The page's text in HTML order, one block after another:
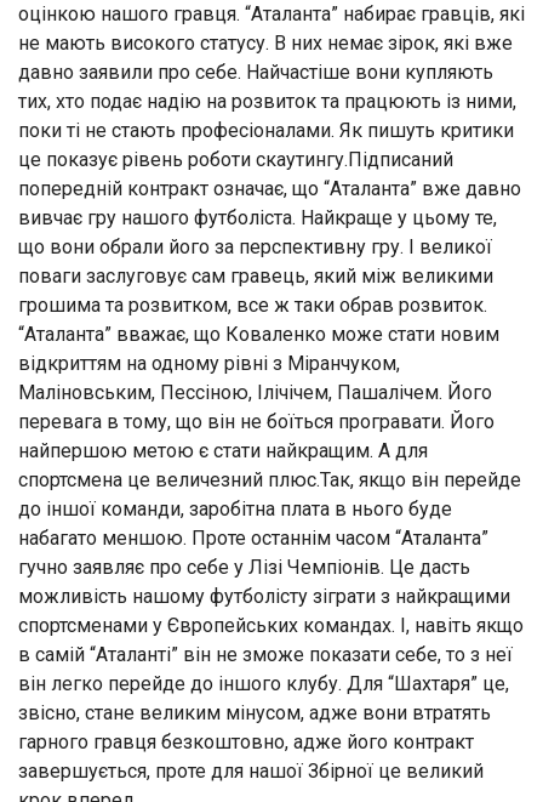
оцінкою нашого гравця. “Аталанта” набирає гравців, які
не мають високого статусу. В них немає зірок, які вже
давно заявили про себе. Найчастіше вони купляють
тих, хто подає надію на розвиток та працюють із ними,
поки ті не стають професіоналами. Як пишуть критики
це показує рівень роботи скаутингу.Підписаний
попередній контракт означає, що “Аталанта” вже давно
вивчає гру нашого футболіста. Найкраще у цьому те,
що вони обрали його за перспективну гру. І великої
поваги заслуговує сам гравець, який між великими
грошима та розвитком, все ж таки обрав розвиток.
“Аталанта” вважає, що Коваленко може стати новим
відкриттям на одному рівні з Міранчуком,
Маліновським, Пессіною, Ілічічем, Пашалічем. Його
перевага в тому, що він не боїться програвати. Його
найпершою метою є стати найкращим. А для
спортсмена це величезний плюс.Так, якщо він перейде
до іншої команди, заробітна плата в нього буде
набагато меншою. Проте останнім часом “Аталанта”
гучно заявляє про себе у Лізі Чемпіонів. Це дасть
можливість нашому футболісту зіграти з найкращими
спортсменами у Європейських командах. І, навіть якщо
в самій “Аталанті” він не зможе показати себе, то з неї
він легко перейде до іншого клубу. Для “Шахтаря” це,
звісно, стане великим мінусом, адже вони втратять
гарного гравця безкоштовно, адже його контракт
завершується, проте для нашої Збірної це великий